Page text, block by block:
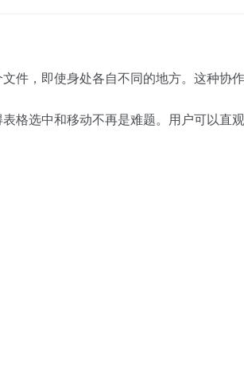
，即使身处各自不同的地方。这种协
选中和移动不再是难题。用户可以直观